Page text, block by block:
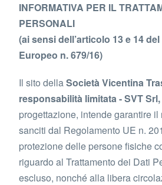
INFORMATIVA PER IL
PERSONALI
(ai sensi dell’articolo 13 e 14
Europeo n. 679/16)
Il sito dellaSocietà Vicentina
responsabilità limitata - SVT Srl,
progettazione, intende garantire
sanciti dal Regolamento UE n.
protezione delle persone fisiche
riguardo al Trattamento dei Dati
escluso, nonché alla libera